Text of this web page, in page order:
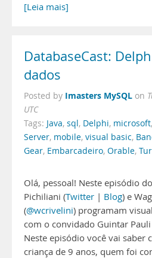
[Leia mais]
DatabaseCast:
dados
Posted by Imasters MySQL on
UTC
Tags: Java, sql, Delphi, microsoft,
Server, mobile, visual basic,
Gear, Embarcadeiro, Orable,
Olá, pessoal! Neste episódio
Pichiliani (Twitter | Blog) e
(@wcrivelini) programam
com o convidado Guintar Pauli
Neste episódio você vai saber
criança de 9 anos, quem foi